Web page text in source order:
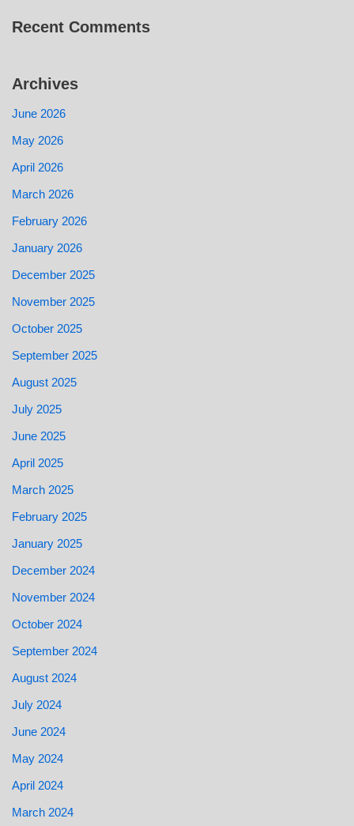
Recent Comments
Archives
June 2026
May 2026
April 2026
March 2026
February 2026
January 2026
December 2025
November 2025
October 2025
September 2025
August 2025
July 2025
June 2025
April 2025
March 2025
February 2025
January 2025
December 2024
November 2024
October 2024
September 2024
August 2024
July 2024
June 2024
May 2024
April 2024
March 2024